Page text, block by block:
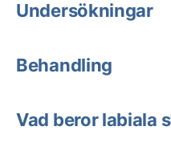
Undersökningar
Behandling
Vad beror labiala